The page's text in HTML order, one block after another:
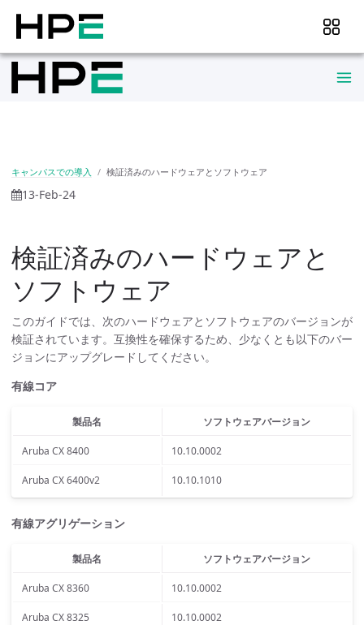
キャンパスでの導入 検証済みのハードウェアとソフトウェア
13-Feb-24
検証済みのハードウェアと
ソフトウェア
このガイドでは、次のハードウェアとソフトウェアのバージョンが
検証されています。互換性を確保するため、少なくとも以下のバー
ジョンにアップグレードしてください。
有線コア
製品名 ソフトウェアバージョン
Aruba CX 8400 10.10.0002
Aruba CX 6400v2 10.10.1010
有線アグリゲーション
製品名 ソフトウェアバージョン
Aruba CX 8360 10.10.0002
Aruba CX 8325 10.10.0002